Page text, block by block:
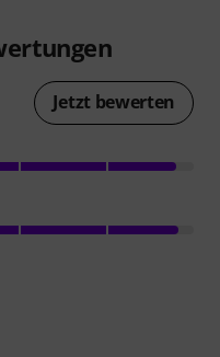
Jetzt bewerten